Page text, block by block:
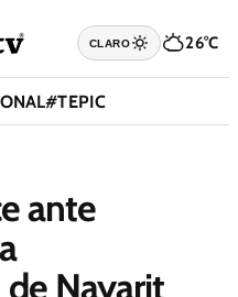
CLARO 26°C
#TEPIC
ante
Nayarit